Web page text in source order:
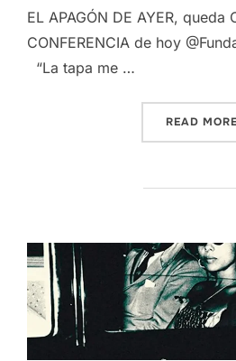
EL APAGÓN DE AYER, queda
CONFERENCIA de hoy
“La tapa me …
READ MORE